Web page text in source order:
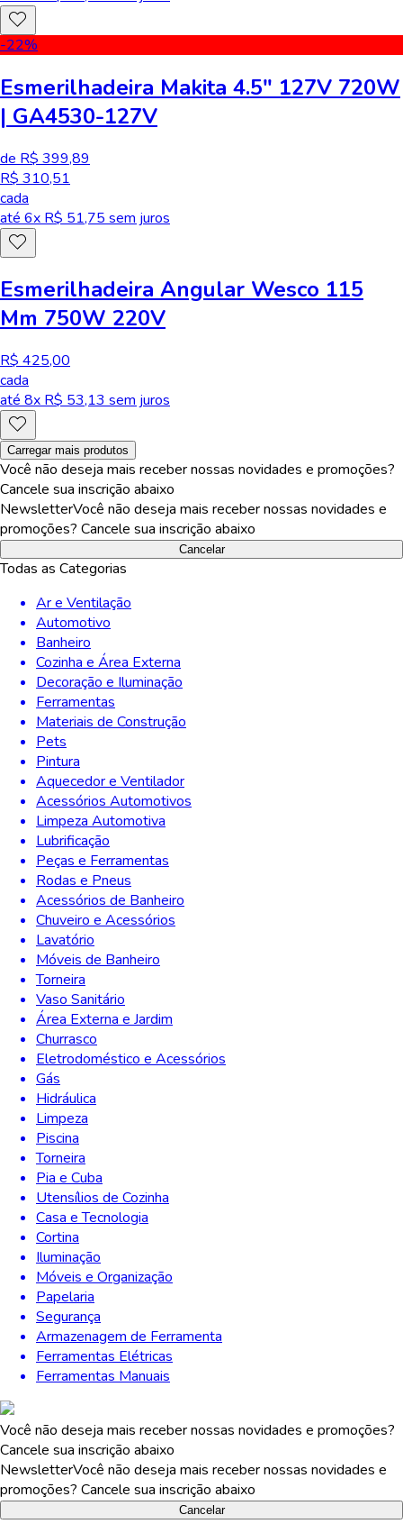
-22%
Esmerilhadeira Makita 4.5" 127V 720W
| GA4530-127V
de R$ 399,89
R$ 310,51
cada
até 6x R$ 51,75 sem juros
Esmerilhadeira Angular Wesco 115
Mm 750W 220V
R$ 425,00
cada
até 8x R$ 53,13 sem juros
Carregar mais produtos
Você não deseja mais receber nossas novidades e promoções?
Cancele sua inscrição abaixo
NewsletterVocê não deseja mais receber nossas novidades e
promoções? Cancele sua inscrição abaixo
Cancelar
Todas as Categorias
Ar e Ventilação
Automotivo
Banheiro
Cozinha e Área Externa
Decoração e Iluminação
Ferramentas
Materiais de Construção
Pets
Pintura
Aquecedor e Ventilador
Acessórios Automotivos
Limpeza Automotiva
Lubrificação
Peças e Ferramentas
Rodas e Pneus
Acessórios de Banheiro
Chuveiro e Acessórios
Lavatório
Móveis de Banheiro
Torneira
Vaso Sanitário
Área Externa e Jardim
Churrasco
Eletrodoméstico e Acessórios
Gás
Hidráulica
Limpeza
Piscina
Torneira
Pia e Cuba
Utensílios de Cozinha
Casa e Tecnologia
Cortina
Iluminação
Móveis e Organização
Papelaria
Segurança
Armazenagem de Ferramenta
Ferramentas Elétricas
Ferramentas Manuais
Você não deseja mais receber nossas novidades e promoções?
Cancele sua inscrição abaixo
NewsletterVocê não deseja mais receber nossas novidades e
promoções? Cancele sua inscrição abaixo
Cancelar